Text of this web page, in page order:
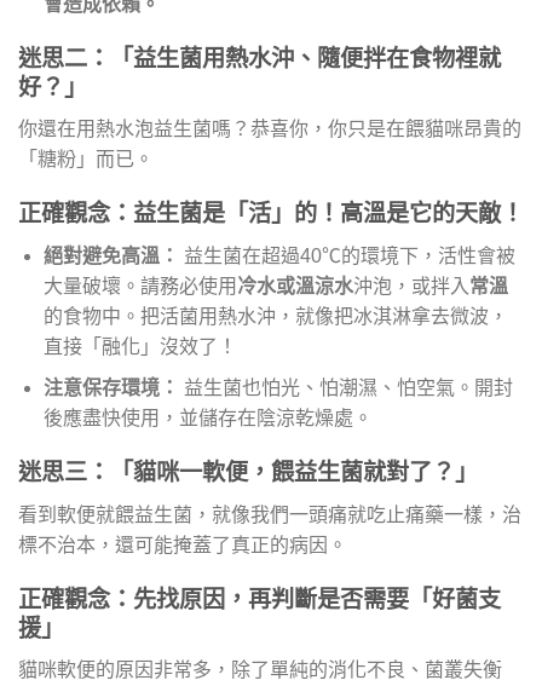
會造成依賴。
迷思二：「益生菌用熱水沖、隨便拌在食物裡就
好？」
你還在用熱水泡益生菌嗎？恭喜你，你只是在餵貓咪昂貴的
「糖粉」而已。
正確觀念：益生菌是「活」的！高溫是它的天敵！
絕對避免高溫：
益生菌在超過40℃的環境下，活性會被
大量破壞。請務必使用 冷水或溫涼水沖泡，或拌入 常溫
的食物中。把活菌用熱水沖，就像把冰淇淋拿去微波，
直接「融化」沒效了！
注意保存環境：
益生菌也怕光、怕潮濕、怕空氣。開封
後應盡快使用，並儲存在陰涼乾燥處。
迷思三：「貓咪一軟便，餵益生菌就對了？」
看到軟便就餵益生菌，就像我們一頭痛就吃止痛藥一樣，治
標不治本，還可能掩蓋了真正的病因。
正確觀念：先找原因，再判斷是否需要「好菌支
援」
貓咪軟便的原因非常多，除了單純的消化不良、菌叢失衡